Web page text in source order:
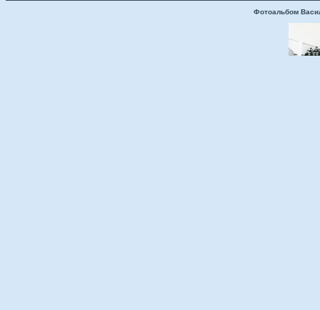
Фотоальбом